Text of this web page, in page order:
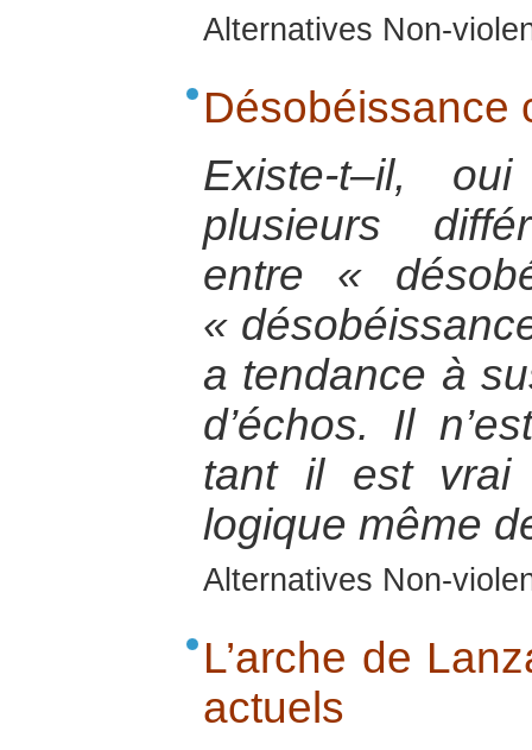
Alternatives Non-
Désobéissance
Existe-t–il,
plusieurs
entre «
«
a tendance à
d’échos. Il
tant il est vrai
logique même
Alternatives Non-
L’arche de
actuels